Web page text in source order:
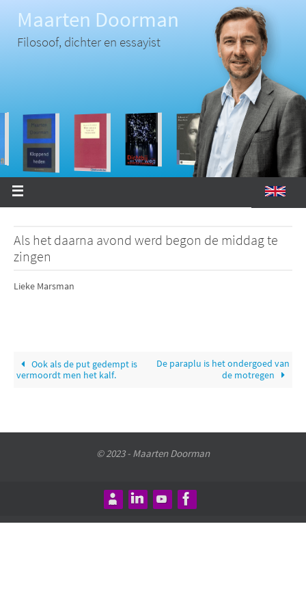
inhoud
Maarten Doorman
Filosoof, dichter en essayist
Als het daarna avond werd begon de middag te
zingen
Lieke Marsman
Ook als de put gedempt is
vermoordt men het kalf.
De paraplu is het ondergoed van
de motregen
© 2023 - Maarten Doorman